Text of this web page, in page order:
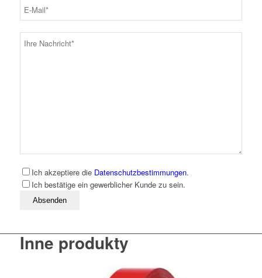
Ich akzeptiere die Datenschutzbestimmungen.
Ich bestätige ein gewerblicher Kunde zu sein.
Bitte lassen Sie dieses Feld leer
Inne produkty